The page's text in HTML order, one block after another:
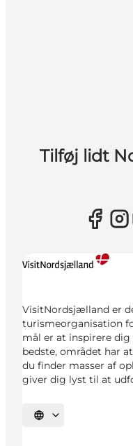
Tilføj lidt
VisitNordsjælland er
turismeorganisation
mål er at inspirere
bedste, området har
du finder masser af
giver dig lyst til at
Vælg sprog